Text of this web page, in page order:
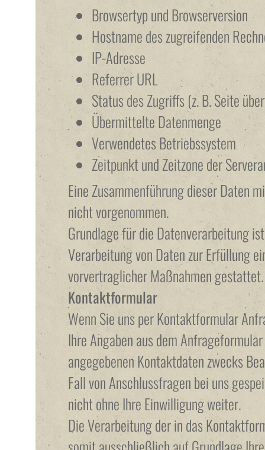
Browsertyp und Browserversion
Hostname des zugreifenden
IP-Adresse
Referrer URL
Status des Zugriffs (z. B. Seite
Übermittelte Datenmenge
Verwendetes Betriebssystem
Zeitpunkt und Zeitzone der
Eine Zusammenführung dieser Daten
nicht vorgenommen.
Grundlage für die Datenverarbeitung
Verarbeitung von Daten zur Erfüllung
vorvertraglicher Maßnahmen gestattet.
Kontaktformular
Wenn Sie uns per Kontaktformular
Ihre Angaben aus dem
angegebenen Kontaktdaten zwecks
Fall von Anschlussfragen bei uns
nicht ohne Ihre Einwilligung weiter.
Die Verarbeitung der in das